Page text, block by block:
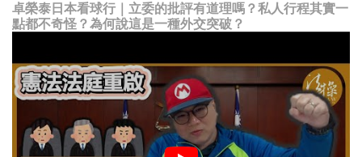
卓榮泰日本看球行｜立委的批評有道理嗎？私人行程其實一
點都不奇怪？為何說這是一種外交突破？